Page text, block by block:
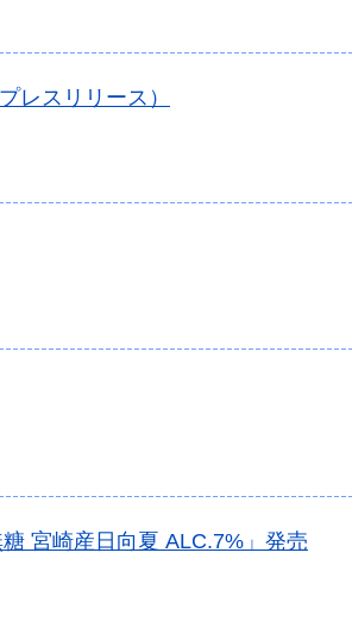
レスリリース）
宮崎産日向夏 ALC.7%」発売